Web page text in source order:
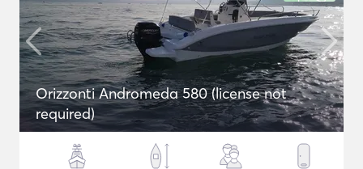
Orizzonti Andromeda 580 (license not
required)